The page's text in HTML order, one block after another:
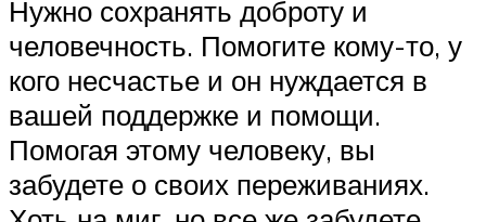
Нужно сохранять доброту и
человечность. Помогите кому-то, у
кого несчастье и он нуждается в
вашей поддержке и помощи.
Помогая этому человеку, вы
забудете о своих переживаниях.